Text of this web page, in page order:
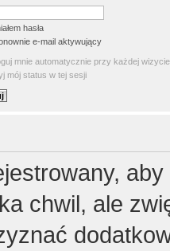
hasła
e-mail aktywujący
mnie automatycznie przy każdej wizycie
mój status w tej sesji
chwil, ale